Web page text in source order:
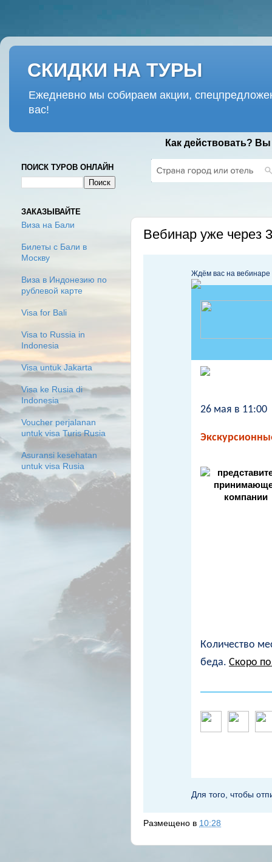
СКИДКИ НА ТУРЫ
Ежедневно мы собираем акции,
вас!
Как действовать?
Вебинар уже через
Ждём вас на вебинаре
26 мая в 11:00
Количество
беда. Скоро
Для того, чтобы
Размещено в 10:28
ПОИСК ТУРОВ ОНЛАЙН
ЗАКАЗЫВАЙТЕ
Виза на Бали
Билеты с Бали в
Москву
Виза в Индонезию по
рублевой карте
Visa for Bali
Visa to Russia in
Indonesia
Visa untuk Jakarta
Visa ke Rusia di
Indonesia
Voucher perjalanan
untuk visa Turis Rusia
Asuransi kesehatan
untuk visa Rusia